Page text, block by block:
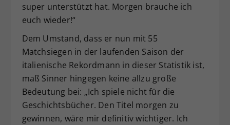
super unterstützt hat. Morgen brauche ich
euch wieder!“
Dem Umstand, dass er nun mit 55
Matchsiegen in der laufenden Saison der
italienische Rekordmann in dieser Statistik ist,
maß Sinner hingegen keine allzu große
Bedeutung bei: „Ich spiele nicht für die
Geschichtsbücher. Den Titel morgen zu
gewinnen, wäre mir definitiv wichtiger. Ich